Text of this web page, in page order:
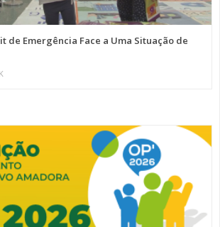
de Emergência Face a Uma Situação de